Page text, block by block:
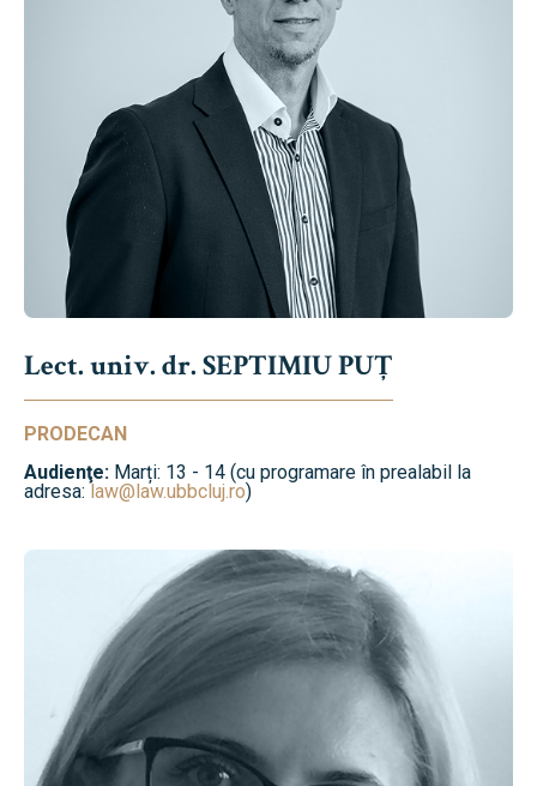
Lect. univ. dr. SEPTIMIU PUȚ
PRODECAN
Audienţe: Marți: 13 - 14 (cu programare în prealabil la
adresa:law@law.ubbcluj.ro)